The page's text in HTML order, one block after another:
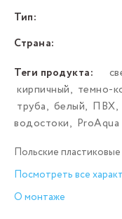
Тип:
Страна:
Теги продукта:
кирпичный, темно-
труба, белый, ПВХ,
водостоки,
Польские
Посмотреть все
О монтаже